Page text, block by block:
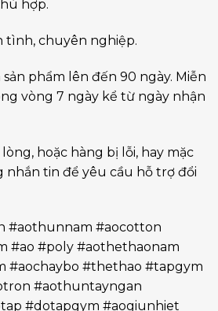
hợp.
tình, chuyên nghiệp.
sản phẩm lên đến 90 ngày. Miễn
vòng 7 ngày kể từ ngày nhận
hoặc hàng bị lỗi, hay mặc
nhắn tin để yêu cầu hỗ trợ đổi
#aothunnam #aocotton
#ao #poly #aothethaonam
#aochaybo #thethao #tapgym
#aothuntayngan
#dotapgym #aogiunhiet